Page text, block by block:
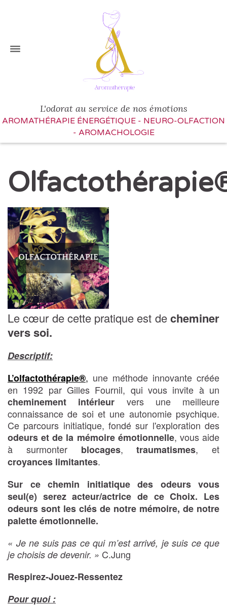
L'odorat au service de nos émotions
AROMATHÉRAPIE ÉNERGÉTIQUE - NEURO-OLFACTION
- AROMACHOLOGIE
Le cœur de cette pratique est decheminer
vers soi.
Descriptif:
L’olfactothérapie®, une méthode innovante créée
en 1992 par Gilles Fournil, qui vous invite à un
cheminement intérieur vers une meilleure
connaissance de soi et une autonomie psychique.
Ce parcours initiatique, fondé sur l'exploration des
odeurs et de la mémoire émotionnelle, vous aide
à surmonter blocages,traumatismes, et
croyances limitantes.
Sur ce chemin initiatique des odeurs vous
seul(e) serez acteur/actrice de ce Choix. Les
odeurs sont les clés de notre mémoire, de notre
palette émotionnelle.
« Je ne suis pas ce qui m’est arrivé, je suis ce que
je choisis de devenir. » C.Jung
Respirez-Jouez-Ressentez
Pour quoi :